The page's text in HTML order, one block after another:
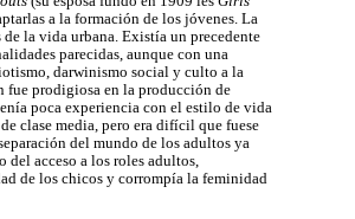
a la formación de los jóvenes. La
la vida urbana. Existía un precedente
parecidas, aunque con una
darwinismo social y culto a la
fue prodigiosa en la producción de
poca experiencia con el estilo de vida
clase media, pero era difícil que fuese
del mundo de los adultos ya
del acceso a los roles adultos,
de los chicos y corrompía la feminidad